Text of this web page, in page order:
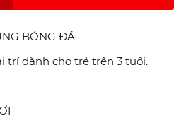
BÓNG ĐÁ
trí dành cho trẻ trên 3 tuổi.